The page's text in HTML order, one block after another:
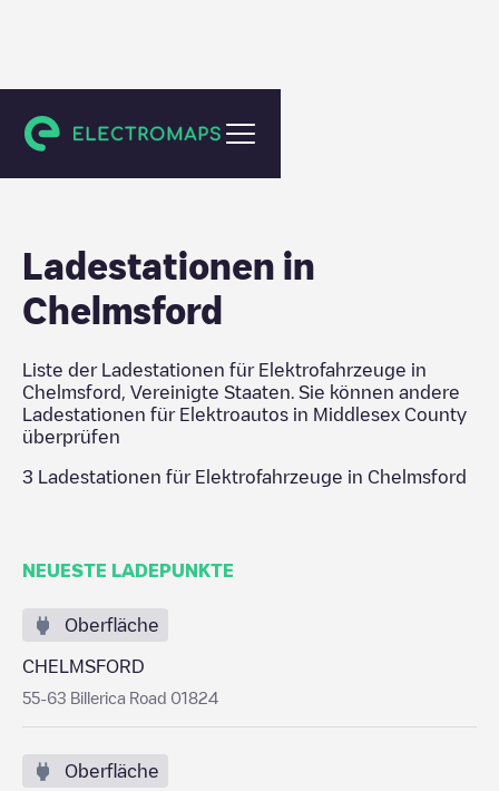
Middlesex County
Ladestationen in
Chelmsford
Liste der Ladestationen für Elektrofahrzeuge in
Chelmsford
Vereinigte Staaten . Sie können andere
Ladestationen für Elektroautos in Middlesex County
überprüfen
3 Ladestationen für Elektrofahrzeuge in Chelmsford
NEUESTE LADEPUNKTE
Oberfläche
CHELMSFORD
55-63 Billerica Road 01824
Oberfläche